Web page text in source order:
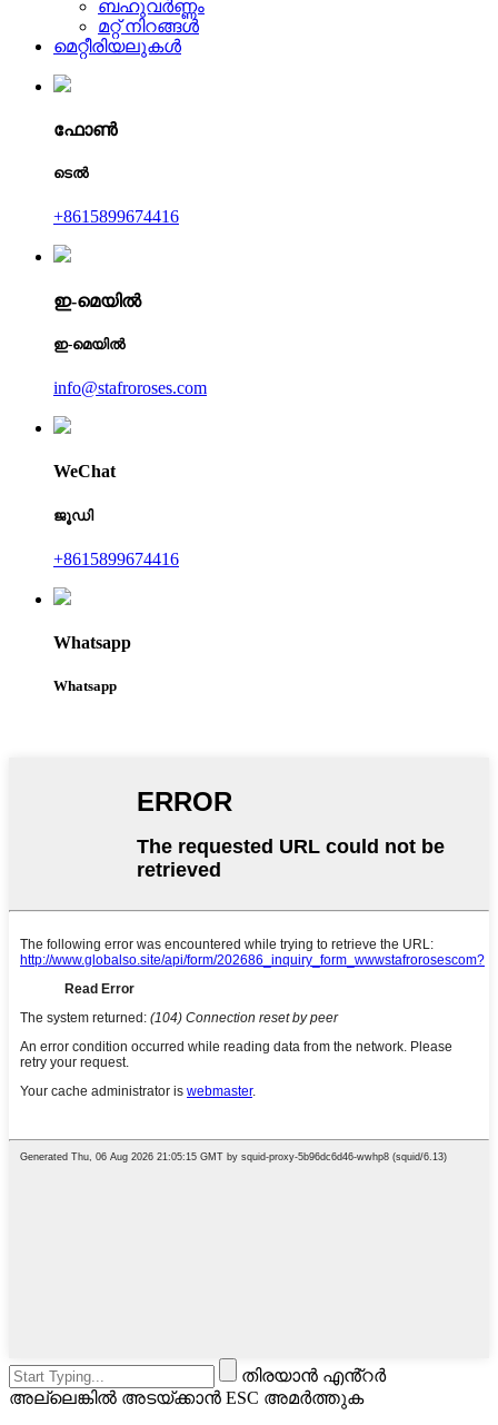
ബഹുവർണ്ണം
മറ്റ് നിറങ്ങൾ
മെറ്റീരിയലുകൾ
ഫോൺ
ടെൽ
+8615899674416
ഇ-മെയിൽ
ഇ-മെയിൽ
info@stafroroses.com
WeChat
ജൂഡി
+8615899674416
Whatsapp
Whatsapp
തിരയാൻ എൻ്റർ
അല്ലെങ്കിൽ അടയ്ക്കാൻ ESC അമർത്തുക